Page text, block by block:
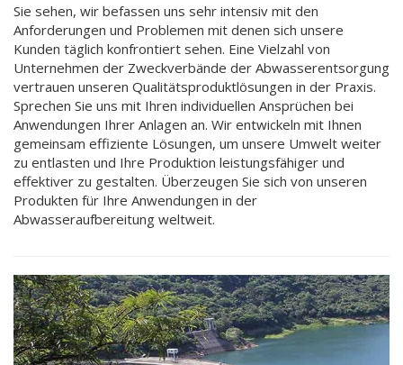
Sie sehen, wir befassen uns sehr intensiv mit den
Anforderungen und Problemen mit denen sich unsere
Kunden täglich konfrontiert sehen. Eine Vielzahl von
Unternehmen der Zweckverbände der Abwasserentsorgung
vertrauen unseren Qualitätsproduktlösungen in der Praxis.
Sprechen Sie uns mit Ihren individuellen Ansprüchen bei
Anwendungen Ihrer Anlagen an. Wir entwickeln mit Ihnen
gemeinsam effiziente Lösungen, um unsere Umwelt weiter
zu entlasten und Ihre Produktion leistungsfähiger und
effektiver zu gestalten. Überzeugen Sie sich von unseren
Produkten für Ihre Anwendungen in der
Abwasseraufbereitung weltweit.